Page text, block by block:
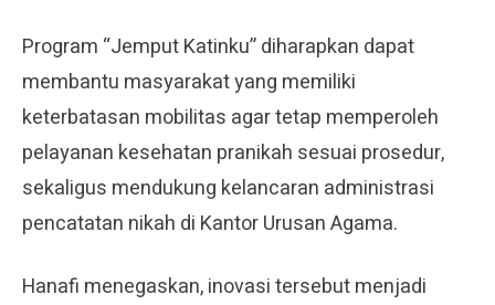
Program “Jemput Katinku” diharapkan dapat
membantu masyarakat yang memiliki
keterbatasan mobilitas agar tetap memperoleh
pelayanan kesehatan pranikah sesuai prosedur,
sekaligus mendukung kelancaran administrasi
pencatatan nikah di Kantor Urusan Agama.
Hanafi menegaskan, inovasi tersebut menjadi